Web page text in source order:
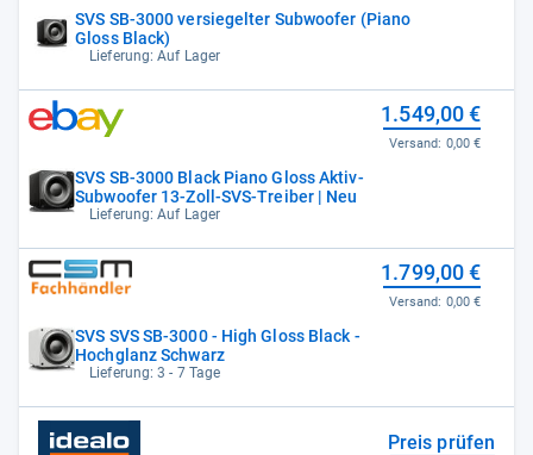
SVS SB-3000 versiegelter Subwoofer (Piano
Gloss Black)
Lieferung: Auf Lager
SVS SB-3000 Black Piano Gloss Aktiv-
Subwoofer 13-Zoll-SVS-Treiber | Neu
Lieferung: Auf Lager
1.549,00 €
Versand: 0,00 €
SVS SVS SB-3000 - High Gloss Black -
Hochglanz Schwarz
Lieferung: 3 - 7 Tage
1.799,00 €
Versand: 0,00 €
Preis prüfen